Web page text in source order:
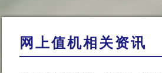
网上值机相关资讯